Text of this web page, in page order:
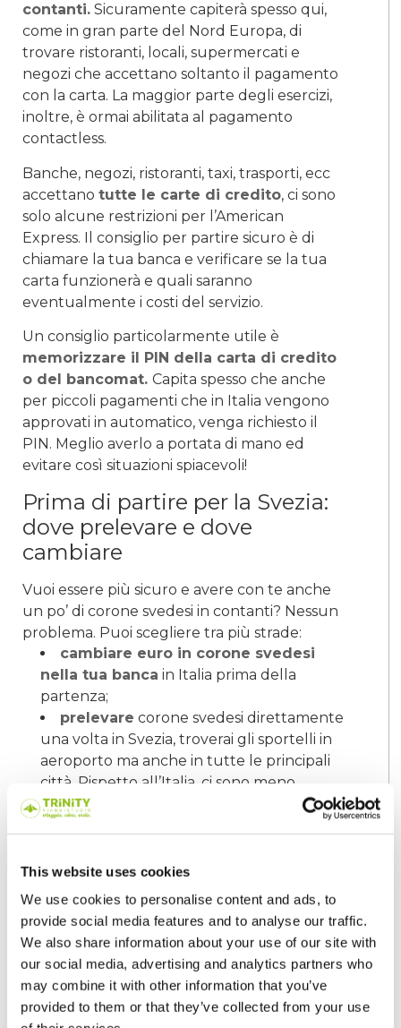
This website uses cookies
We use cookies to personalise content and ads, to
provide social media features and to analyse our traffic.
We also share information about your use of our site with
our social media, advertising and analytics partners who
may combine it with other information that you’ve
provided to them or that they’ve collected from your use
contanti. Sicuramente capiterà spesso qui,
come in gran parte del Nord Europa, di
trovare ristoranti, locali, supermercati e
negozi che accettano soltanto il pagamento
con la carta. La maggior parte degli esercizi,
inoltre, è ormai abilitata al pagamento
contactless.
Banche, negozi, ristoranti, taxi, trasporti, ecc
accettano tutte le carte di credito, ci sono
solo alcune restrizioni per l’American
Express. Il consiglio per partire sicuro è di
chiamare la tua banca e verificare se la tua
carta funzionerà e quali saranno
eventualmente i costi del servizio.
Un consiglio particolarmente utile è
memorizzare il PIN della carta di credito
o del bancomat. Capita spesso che anche
per piccoli pagamenti che in Italia vengono
approvati in automatico, venga richiesto il
PIN. Meglio averlo a portata di mano ed
evitare così situazioni spiacevoli!
Prima di partire per la Svezia:
dove prelevare e dove
cambiare
Vuoi essere più sicuro e avere con te anche
un po’ di corone svedesi in contanti? Nessun
problema. Puoi scegliere tra più strade:
cambiare euro in corone svedesi
nella tua banca in Italia prima della
partenza;
prelevare corone svedesi direttamente
una volta in Svezia, troverai gli sportelli in
aeroporto ma anche in tutte le principali
città. Rispetto all’Italia, ci sono meno
bancomat perché gli svedesi sono poco
abituati a utilizzare i contanti, suggeriamo
prelievo quando ne vedi uno;
cambiare i tuoi euro direttamente in
Svezia
, rivolgendoti ad un ufficio di
cambio valuta.
Tutte e tre queste soluzioni sono valide,
puoi scegliere quella che fa al caso tuo e, in
ogni caso, confrontarti con noi di Trinity